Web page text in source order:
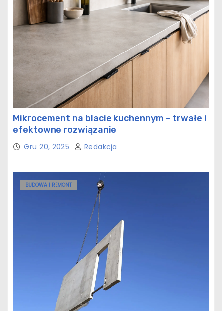
Mikrocement na blacie kuchennym – trwałe i
efektowne rozwiązanie
Gru 20, 2025 Redakcja
BUDOWA I REMONT